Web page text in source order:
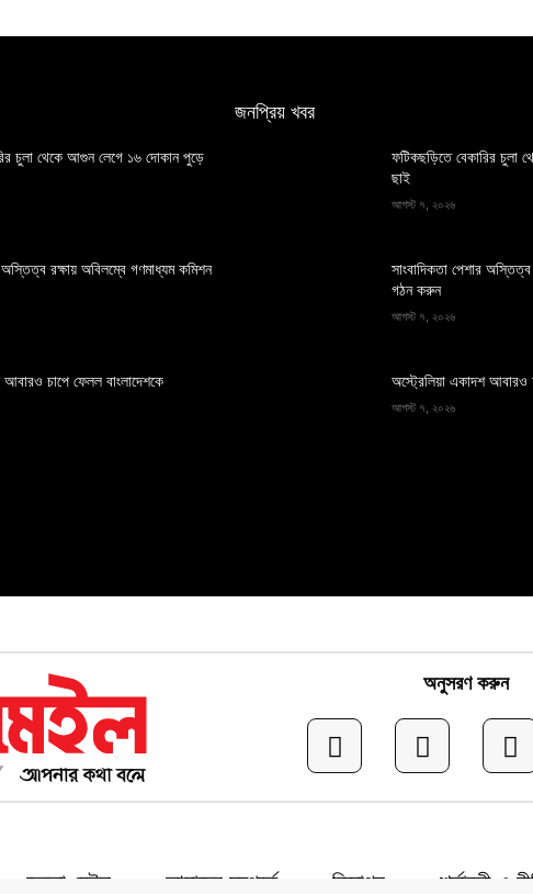
চুলা থেকে আগুন লেগে ১৬ দোকান পুড়ে
অস্তিত্ব রক্ষায় অবিলম্বে গণমাধ্যম কমিশন
চাপে ফেলল বাংলাদেশকে
জনপ্রিয় খবর
ফটিকছড়িতে বেকারির চুলা
ছাই
আগস্ট ৭, ২০২৬
সাংবাদিকতা পেশার
গঠন করুন
আগস্ট ৭, ২০২৬
অস্ট্রেলিয়া একাদশ আবারও
আগস্ট ৭, ২০২৬
অনুসরণ করুন
জনতা মেইল আমাদের সম্পর্কে বিজ্ঞাপন শর্তাবলী ও